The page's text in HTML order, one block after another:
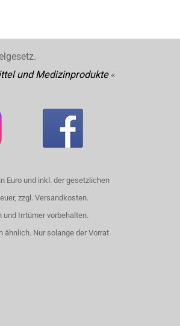
und Medizinprodukte«
Euro und inkl. der gesetzlichen
zzgl. Versandkosten.
und Irrtümer vorbehalten.
ähnlich. Nur solange der Vorrat